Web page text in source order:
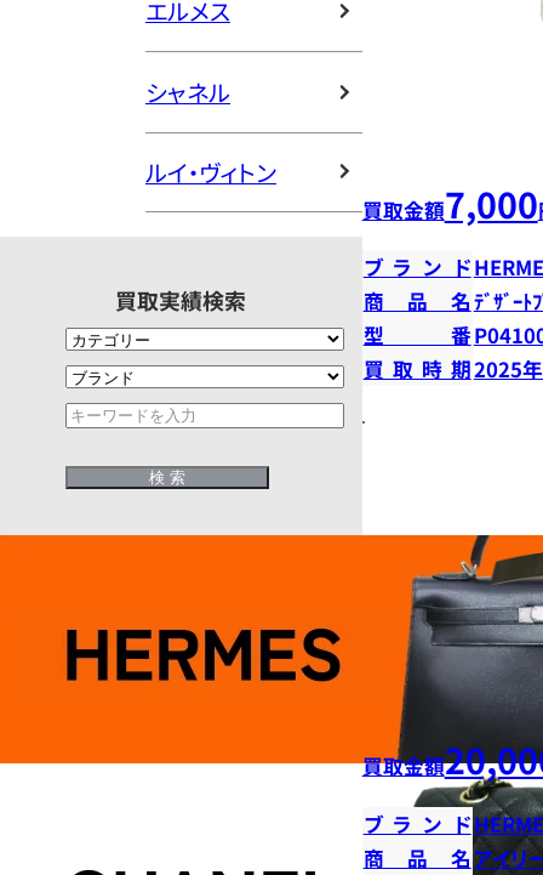
エルメス
シャネル
ルイ・ヴィトン
買取実績検索
買取金額7,000
ブランド
商品名ﾃﾞｻﾞｰﾄ
型番
買取時期2025
買取金額
ブランド
商品名アイリ